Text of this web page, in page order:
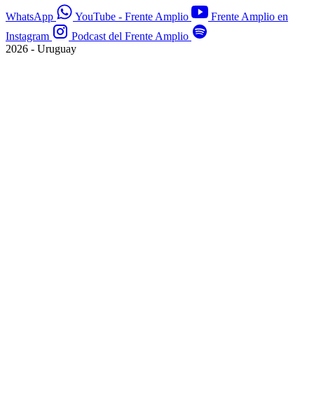
WhatsApp YouTube - Frente Amplio
Frente Amplio en
Instagram
Podcast del Frente Amplio
2026 - Uruguay